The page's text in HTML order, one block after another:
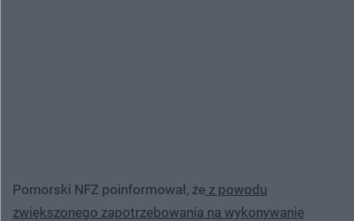
Pomorski NFZ poinformował, że z powodu
zwiększonego zapotrzebowania na wykonywanie